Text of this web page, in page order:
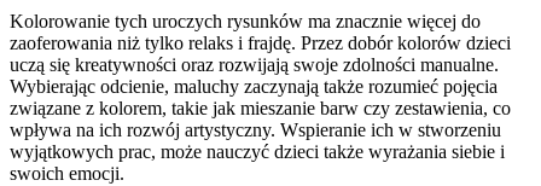
Kolorowanie tych uroczych rysunków ma znacznie więcej do
zaoferowania niż tylko relaks i frajdę. Przez dobór kolorów dzieci
uczą się kreatywności oraz rozwijają swoje zdolności manualne.
Wybierając odcienie, maluchy zaczynają także rozumieć pojęcia
związane z kolorem, takie jak mieszanie barw czy zestawienia, co
wpływa na ich rozwój artystyczny. Wspieranie ich w stworzeniu
wyjątkowych prac, może nauczyć dzieci także wyrażania siebie i
swoich emocji.